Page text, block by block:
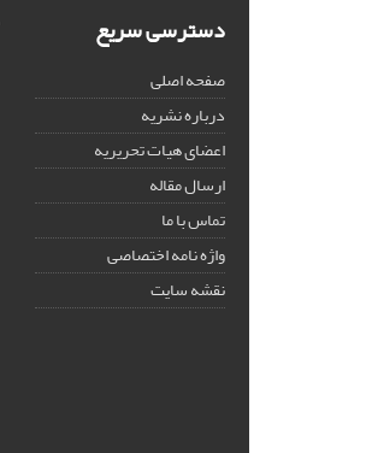
دسترسی سریع
صفحه اصلی
درباره نشریه
اعضای هیات تحریریه
ارسال مقاله
تماس با ما
واژه نامه اختصاصی
نقشه سایت